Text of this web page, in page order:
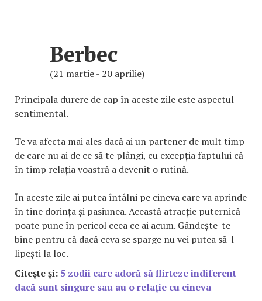
Berbec
(21 martie - 20 aprilie)
Principala durere de cap în aceste zile este aspectul
sentimental.
Te va afecta mai ales dacă ai un partener de mult timp
de care nu ai de ce să te plângi, cu excepția faptului că
în timp relația voastră a devenit o rutină.
În aceste zile ai putea întâlni pe cineva care va aprinde
în tine dorința și pasiunea. Această atracție puternică
poate pune în pericol ceea ce ai acum. Gândește-te
bine pentru că dacă ceva se sparge nu vei putea să-l
lipești la loc.
Citește și: 5 zodii care adoră să flirteze indiferent
dacă sunt singure sau au o relație cu cineva